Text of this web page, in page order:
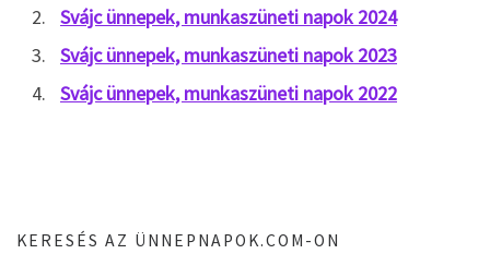
Svájc ünnepek, munkaszüneti napok 2024
Svájc ünnepek, munkaszüneti napok 2023
Svájc ünnepek, munkaszüneti napok 2022
KERESÉS AZ ÜNNEPNAPOK.COM-ON